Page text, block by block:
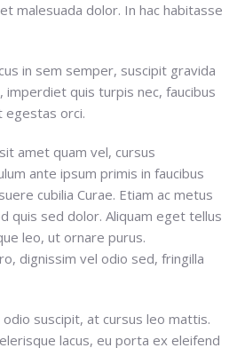
malesuada dolor. In hac habitasse
in sem semper, suscipit gravida
imperdiet quis turpis nec, faucibus
egestas orci.
amet quam vel, cursus
ante ipsum primis in faucibus
cubilia Curae. Etiam ac metus
quis sed dolor. Aliquam eget tellus
leo, ut ornare purus.
dignissim vel odio sed, fringilla
odio suscipit, at cursus leo mattis.
lacus, eu porta ex eleifend